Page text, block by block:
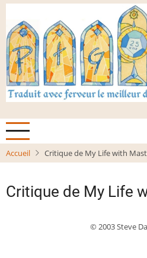
Aller
contenu
principal
Accueil Critique de My Life with
Critique de My Life
© 2003 Steve